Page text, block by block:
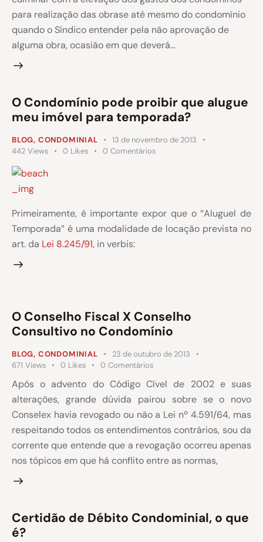
para realização das obrase até mesmo do condomínio
quando o Síndico entender pela não aprovação de
alguma obra, ocasião em que deverá…
O Condomínio pode proibir que alugue
meu imóvel para temporada?
BLOG, CONDOMINIAL
13 de novembro de 2013
442 Views 0 Likes 0 Comentários
Primeiramente, é importante expor que o “Aluguel de
Temporada” é uma modalidade de locação prevista no
art. da Lei 8.245/91, in verbis:
O Conselho Fiscal X Conselho
Consultivo no Condomínio
BLOG, CONDOMINIAL
23 de outubro de 2013
671 Views 0 Likes 0 Comentários
Após o advento do Código Cível de 2002 e suas
alterações, grande dúvida pairou sobre se o novo
Conselex havia revogado ou não a Lei nº 4.591/64, mas
respeitando todos os entendimentos contrários, sou da
corrente que entende que a revogação ocorreu apenas
nos tópicos em que há conflito entre as normas,
Certidão de Débito Condominial, o que
é?